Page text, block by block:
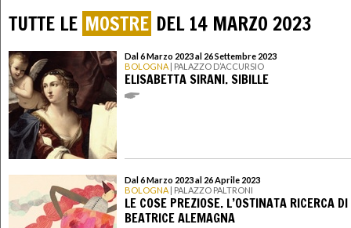
TUTTE LE MOSTRE DEL 14 MARZO 2023
Dal 6 Marzo 2023 al 26 Settembre 2023
BOLOGNA | PALAZZO D’ACCURSIO
ELISABETTA SIRANI. SIBILLE
Dal 6 Marzo 2023 al 26 Aprile 2023
BOLOGNA | PALAZZO PALTRONI
LE COSE PREZIOSE. L’OSTINATA RICERCA DI
BEATRICE ALEMAGNA